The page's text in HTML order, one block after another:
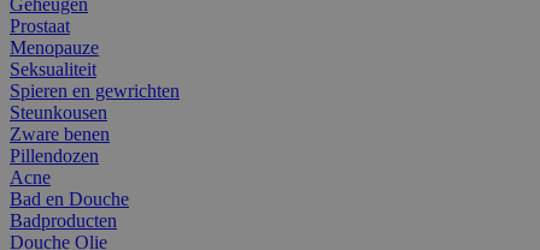
Prostaat
Menopauze
Seksualiteit
Spieren en gewrichten
Steunkousen
Zware benen
Pillendozen
Acne
Bad en Douche
Badproducten
Douche Olie